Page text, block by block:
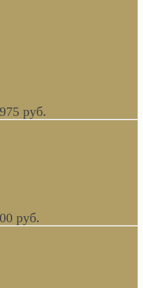
1160 x 510 мм белая,
В НАЛИЧИИ
руб.
руб.